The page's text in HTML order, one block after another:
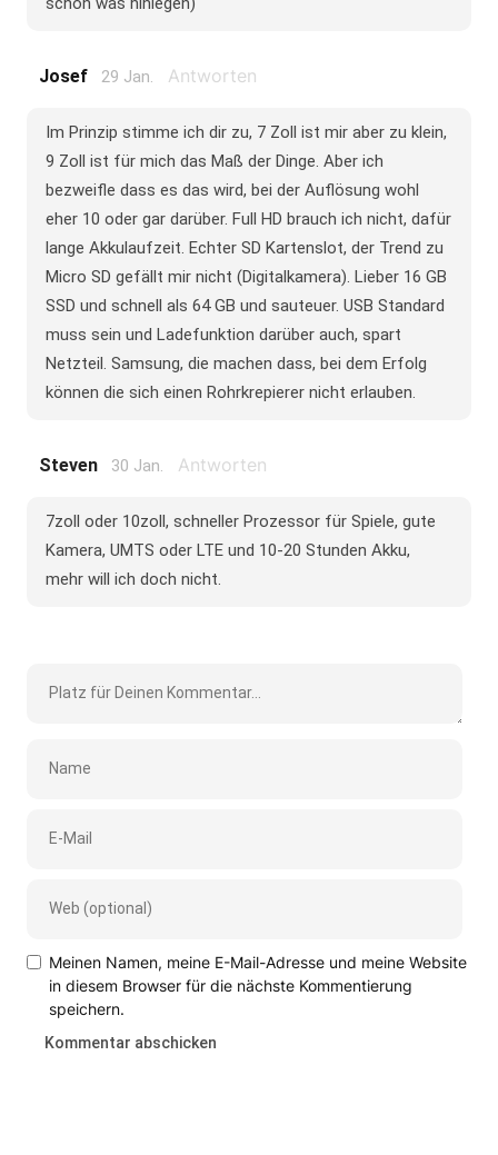
Josef 29 Jan. Antworten
Im Prinzip stimme ich dir zu, 7 Zoll ist mir aber zu klein,
9 Zoll ist für mich das Maß der Dinge. Aber ich
bezweifle dass es das wird, bei der Auflösung wohl
eher 10 oder gar darüber. Full HD brauch ich nicht, dafür
lange Akkulaufzeit. Echter SD Kartenslot, der Trend zu
Micro SD gefällt mir nicht (Digitalkamera). Lieber 16 GB
SSD und schnell als 64 GB und sauteuer. USB Standard
muss sein und Ladefunktion darüber auch, spart
Netzteil. Samsung, die machen dass, bei dem Erfolg
können die sich einen Rohrkrepierer nicht erlauben.
Steven 30 Jan. Antworten
7zoll oder 10zoll, schneller Prozessor für Spiele, gute
Kamera, UMTS oder LTE und 10-20 Stunden Akku,
mehr will ich doch nicht.
Meinen Namen, meine E-Mail-Adresse und meine Website
in diesem Browser für die nächste Kommentierung
speichern.